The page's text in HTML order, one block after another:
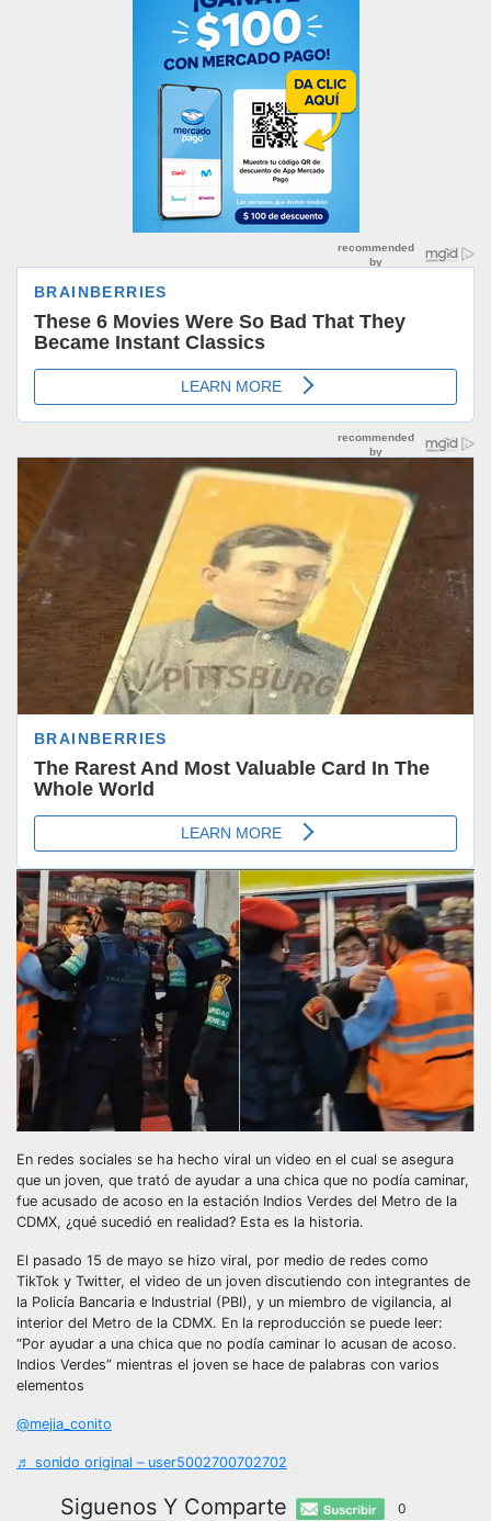
En redes sociales se ha hecho viral un video en el cual se asegura
que un joven, que trató de ayudar a una chica que no podía caminar,
fue acusado de acoso en la estación Indios Verdes del Metro de la
CDMX, ¿qué sucedió en realidad? Esta es la historia.
El pasado 15 de mayo se hizo viral, por medio de redes como
TikTok y Twitter, el video de un joven discutiendo con integrantes de
la Policía Bancaria e Industrial (PBI), y un miembro de vigilancia, al
interior del Metro de la CDMX. En la reproducción se puede leer:
“Por ayudar a una chica que no podía caminar lo acusan de acoso.
Indios Verdes” mientras el joven se hace de palabras con varios
elementos
@mejia_conito
♬ sonido original – user5002700702702
Siguenos Y Comparte
0